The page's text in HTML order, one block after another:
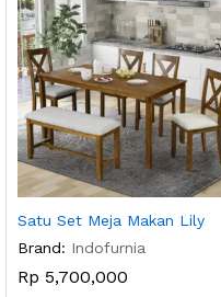
Satu Set Meja Makan Lily
Brand: Indofurnia
Rp 5,700,000